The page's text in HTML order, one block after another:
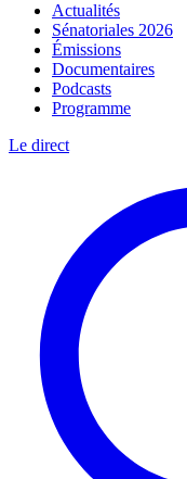
Actualités
Sénatoriales 2026
Émissions
Documentaires
Podcasts
Programme
Le direct